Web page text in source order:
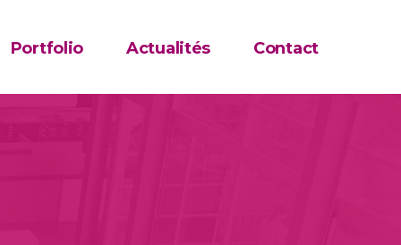
Portfolio Actualités Contact